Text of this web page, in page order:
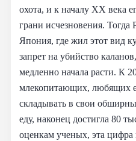
охота, и к началу XX века
грани исчезновения.
Япония, где жил этот вид
запрет на убийство
медленно начала расти. К
млекопитающих, любящих
складывать в свои
еду, наконец достигла 80
оценкам ученых, эта цифра